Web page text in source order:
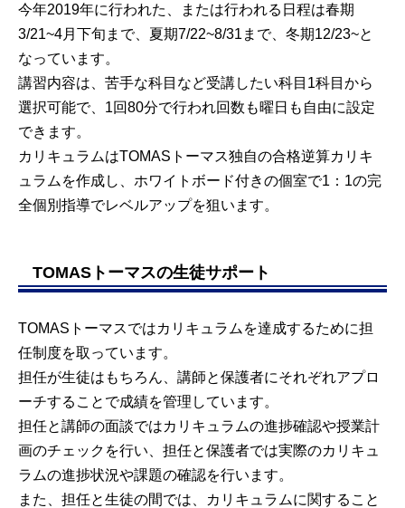
今年2019年に行われた、または行われる日程は春期
3/21~4月下旬まで、夏期7/22~8/31まで、冬期12/23~と
なっています。
講習内容は、苦手な科目など受講したい科目1科目から
選択可能で、1回80分で行われ回数も曜日も自由に設定
できます。
カリキュラムはTOMASトーマス独自の合格逆算カリキ
ュラムを作成し、ホワイトボード付きの個室で1：1の完
全個別指導でレベルアップを狙います。
TOMASトーマスの生徒サポート
TOMASトーマスではカリキュラムを達成するために担
任制度を取っています。
担任が生徒はもちろん、講師と保護者にそれぞれアプロ
ーチすることで成績を管理しています。
担任と講師の面談ではカリキュラムの進捗確認や授業計
画のチェックを行い、担任と保護者では実際のカリキュ
ラムの進捗状況や課題の確認を行います。
また、担任と生徒の間では、カリキュラムに関すること